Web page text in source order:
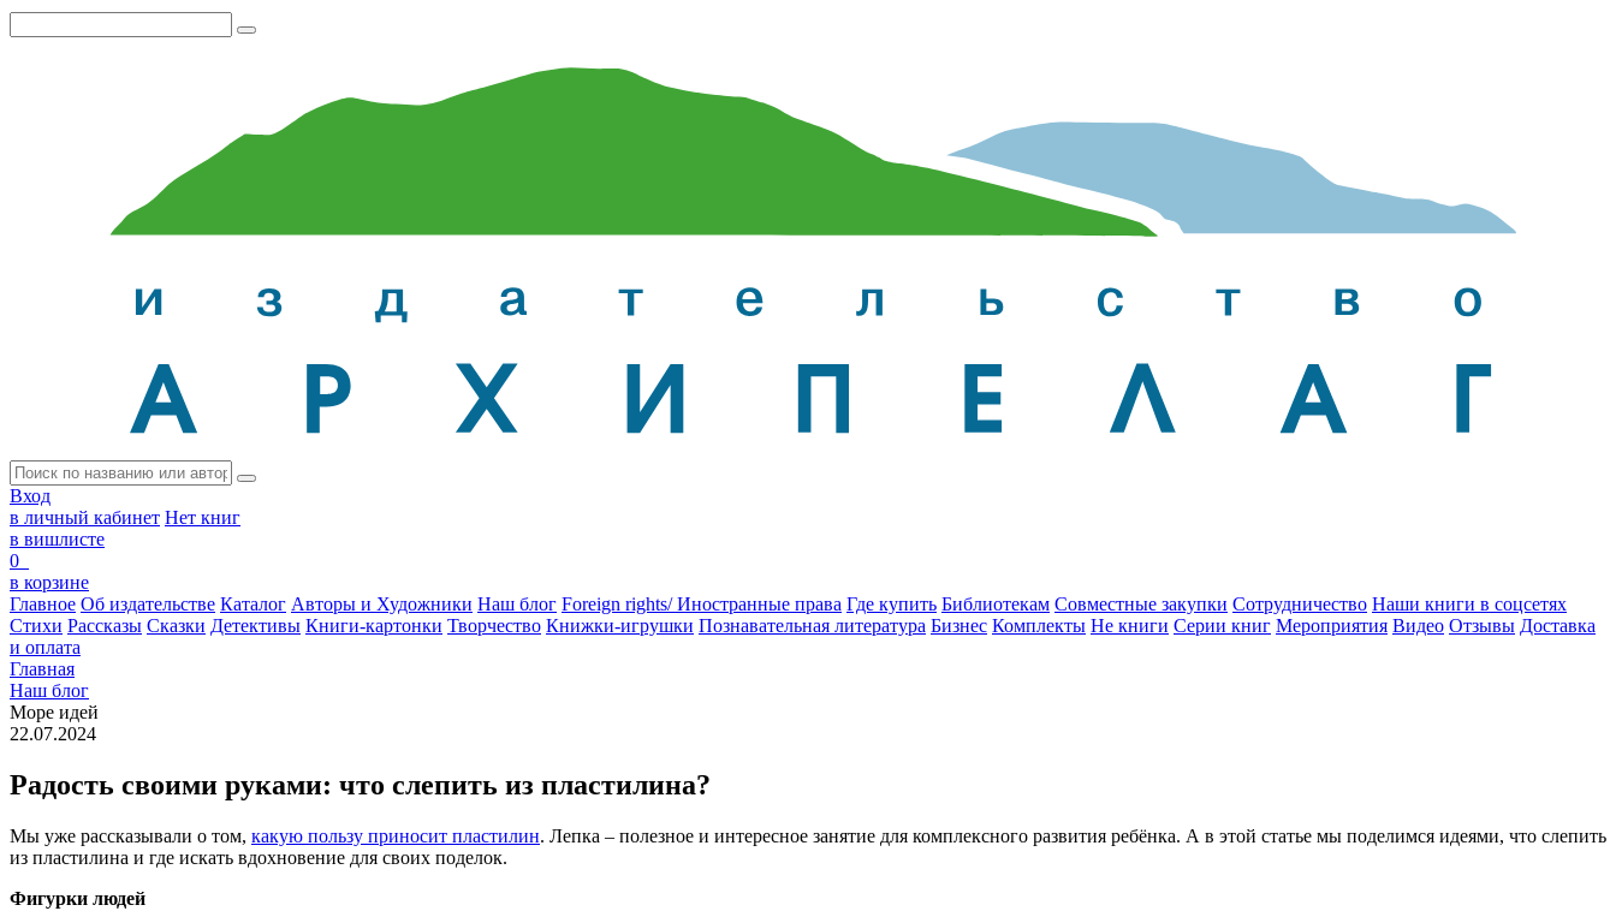
Вход
в личный кабинет Нет книг
в вишлисте
0
в корзине
Главное Об издательстве Каталог Авторы и Художники Наш блог Foreign rights/ Иностранные права Где купить Библиотекам Совместные закупки Сотрудничество Наши книги в соцсетях
Стихи Рассказы Сказки Детективы Книги-картонки Творчество Книжки-игрушки Познавательная литература Бизнес Комплекты Не книги Серии книг Мероприятия Видео Отзывы Доставка
и оплата
Главная
Наш блог
Море идей
22.07.2024
Радость своими руками: что слепить из пластилина?
Мы уже рассказывали о том, какую пользу приносит пластилин. Лепка – полезное и интересное занятие для комплексного развития ребёнка. А в этой статье мы поделимся идеями, что слепить
из пластилина и где искать вдохновение для своих поделок.
Фигурки людей